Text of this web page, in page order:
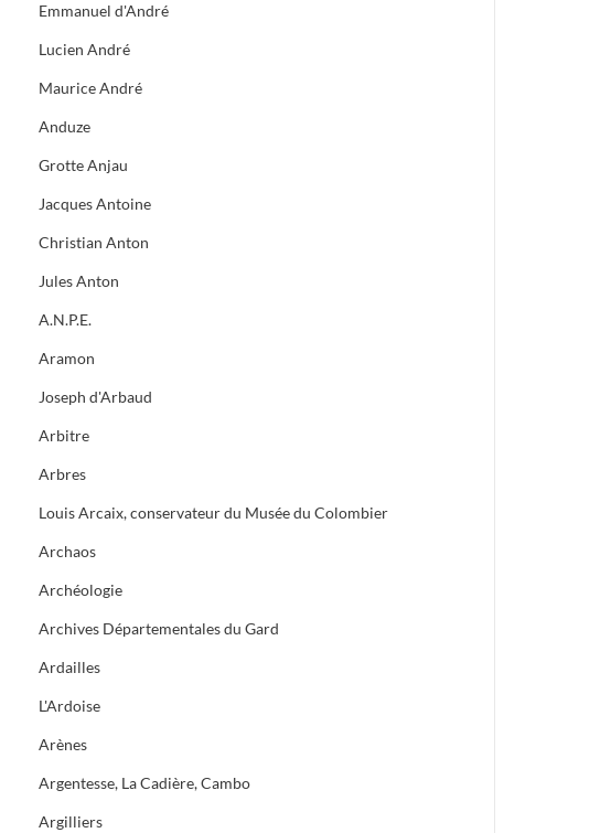
Emmanuel d'André
Lucien André
Maurice André
Anduze
Grotte Anjau
Jacques Antoine
Christian Anton
Jules Anton
A.N.P.E.
Aramon
Joseph d'Arbaud
Arbitre
Arbres
Louis Arcaix, conservateur du Musée du Colombier
Archaos
Archéologie
Archives Départementales du Gard
Ardailles
L'Ardoise
Arènes
Argentesse, La Cadière, Cambo
Argilliers